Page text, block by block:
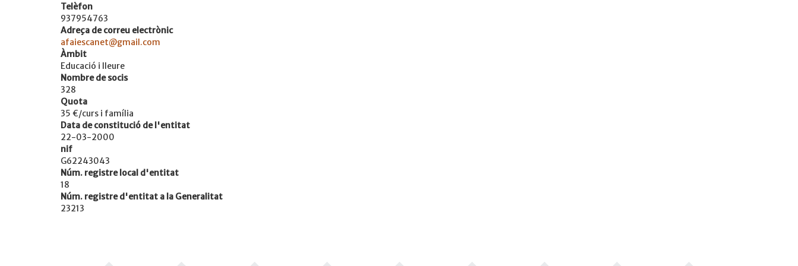
Telèfon
937954763
Adreça de correu electrònic
afaiescanet@gmail.com
Àmbit
Educació i lleure
Nombre de socis
328
Quota
35 €/curs i família
Data de constitució de l'entitat
22-03-2000
nif
G62243043
Núm. registre local d'entitat
18
Núm. registre d'entitat a la Generalitat
23213